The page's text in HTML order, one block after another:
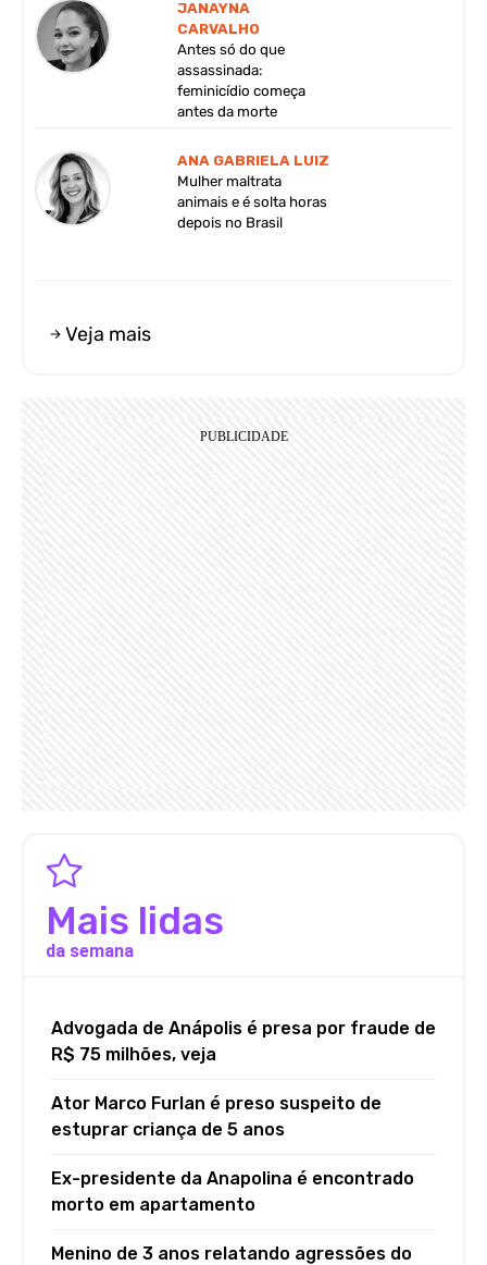
JANAYNA
CARVALHO
Antes só do que
assassinada:
feminicídio começa
antes da morte
ANA GABRIELA LUIZ
Mulher maltrata
animais e é solta horas
depois no Brasil
Veja mais
Mais lidas
da semana
Advogada de Anápolis é presa por fraude de
R$ 75 milhões, veja
Ator Marco Furlan é preso suspeito de
estuprar criança de 5 anos
Ex-presidente da Anapolina é encontrado
morto em apartamento
Menino de 3 anos relatando agressões do